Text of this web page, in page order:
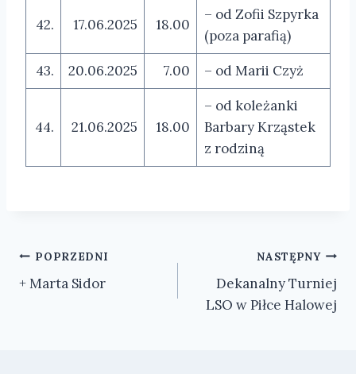
42. 17.06.2025 18.00
– od Zofii Szpyrka
(poza parafią)
43.
20.06.2025 7.00 – od Marii Czyż
44. 21.06.2025 18.00
– od koleżanki
Barbary Krząstek
z rodziną
Nawigacja
wpisu
POPRZEDNI
+ Marta Sidor
NASTĘPNY
Dekanalny Turniej
LSO w Piłce Halowej